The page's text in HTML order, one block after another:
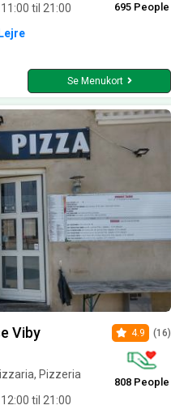
til 21:00 695 People
Se Menukort
Viby
Pizzeria
til 21:00
4.9 (16)
808 People